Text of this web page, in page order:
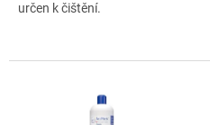
určen k čištění.